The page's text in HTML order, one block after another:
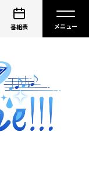
番組表